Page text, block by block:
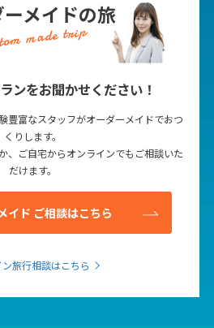
メイドの旅
made trip
ンをお聞かせください！
豊富なスタッフがオーダーメイドでおつ
くりします。
、ご自宅からオンラインでもご相談いた
だけます。
イド ご相談はこちら
旅行相談はこちら